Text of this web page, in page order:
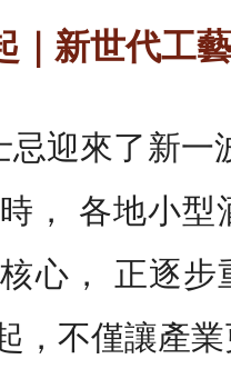
｜新世代工
迎來了新一
， 各地小型
心， 正逐步
，不僅讓產